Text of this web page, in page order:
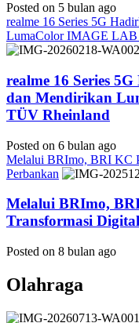
Posted on 5 bulan ago
realme 16 Series 5G
LumaColor IMAGE LAB
realme 16 Series
dan Mendirikan
TÜV Rheinland
Posted on 6 bulan ago
Melalui BRImo, BRI KC
Perbankan
Melalui BRImo,
Transformasi
Posted on 8 bulan ago
Olahraga